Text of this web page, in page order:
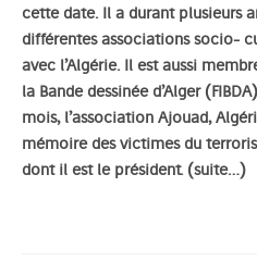
cette date. Il a durant plusieurs
différentes associations socio-
avec l’Algérie. Il est aussi
la Bande dessinée d’Alger
mois, l’association Ajouad,
mémoire des victimes du
dont il est le président. (suite…)